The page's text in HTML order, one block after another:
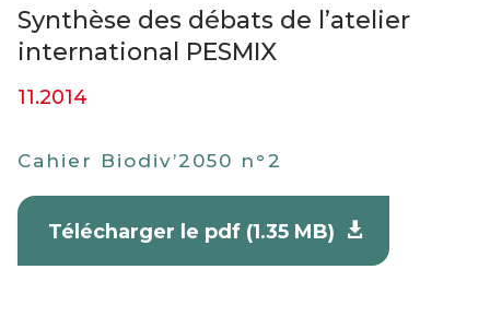
Synthèse des débats de l’atelier
international PESMIX
11.2014
Cahier Biodiv’2050 n°2
Télécharger le pdf (1.35 MB)